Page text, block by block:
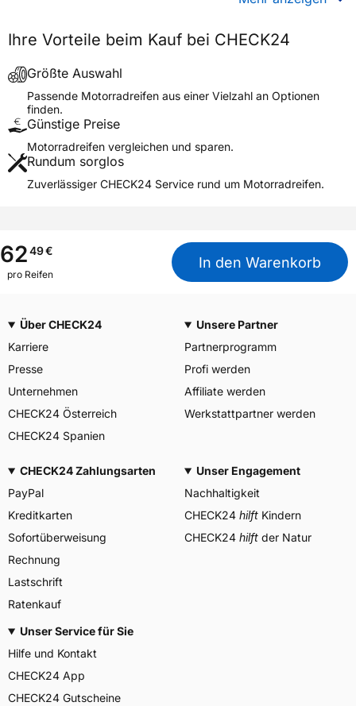
Fahrzeugtyp
Motorrad
Verwendung
Modellname
K 58 SNOWTEX
Reifenposition
Motorradtyp
Scooter
Weitere Eigenschaften
M+S
Ja
Verstärkt
3PMSF / Alpine-Symbol
Nein
Allgemeine Produktsicherheit (GPSR)
Herstellerkontakt
Moto Amore LLC, Dresden
Deutschland,
Ihre Vorteile beim Kauf bei CHECK24
Größte Auswahl
Passende Motorradreifen aus einer Vielzahl an Optionen
finden.
Günstige Preise
Motorradreifen vergleichen und sparen.
Rundum sorglos
Zuverlässiger CHECK24 Service rund um Motorradreifen.
6249€
pro Reifen
In den Warenkorb
Über CHECK24
Karriere
Presse
Unternehmen
CHECK24 Österreich
CHECK24 Spanien
Unsere Partner
Partnerprogramm
Profi werden
Affiliate werden
Werkstattpartner werden
CHECK24 Zahlungsarten
PayPal
Kreditkarten
Sofortüberweisung
Rechnung
Lastschrift
Ratenkauf
Unser Engagement
Nachhaltigkeit
CHECK24 hilft Kindern
CHECK24 hilft der Natur
Unser Service für Sie
Hilfe und Kontakt
CHECK24 App
CHECK24 Gutscheine